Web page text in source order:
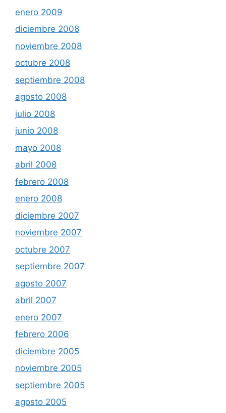
enero 2009
diciembre 2008
noviembre 2008
octubre 2008
septiembre 2008
agosto 2008
julio 2008
junio 2008
mayo 2008
abril 2008
febrero 2008
enero 2008
diciembre 2007
noviembre 2007
octubre 2007
septiembre 2007
agosto 2007
abril 2007
enero 2007
febrero 2006
diciembre 2005
noviembre 2005
septiembre 2005
agosto 2005